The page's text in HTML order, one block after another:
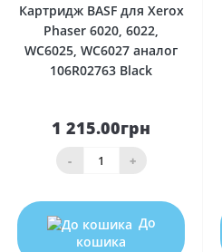
Картридж BASF для Xerox
Phaser 6020, 6022,
WC6025, WC6027 аналог
106R02763 Black
1 215.00грн
- +
До
кошика